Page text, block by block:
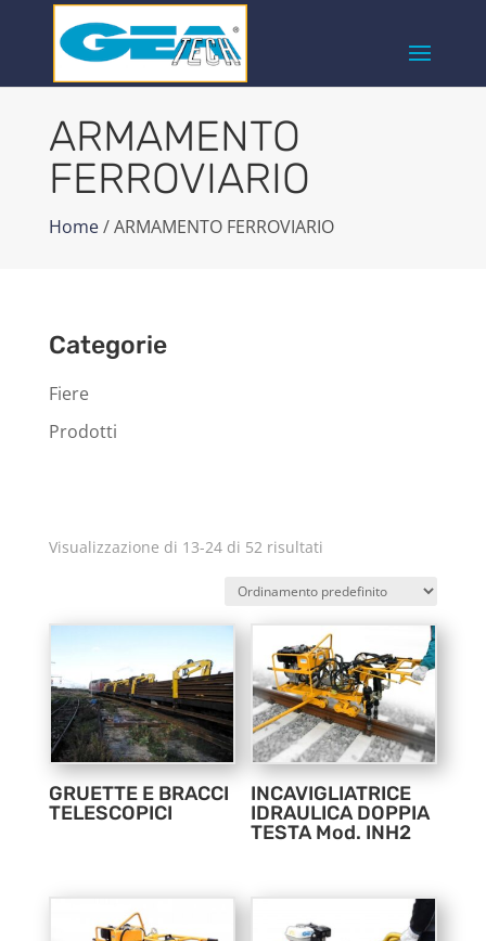
ARMAMENTO
FERROVIARIO
Home/ ARMAMENTO FERROVIARIO
Categorie
Fiere
Prodotti
Visualizzazione di 13-24 di 52 risultati
GRUETTE E BRACCI
TELESCOPICI
INCAVIGLIATRICE
IDRAULICA DOPPIA
TESTA Mod. INH2